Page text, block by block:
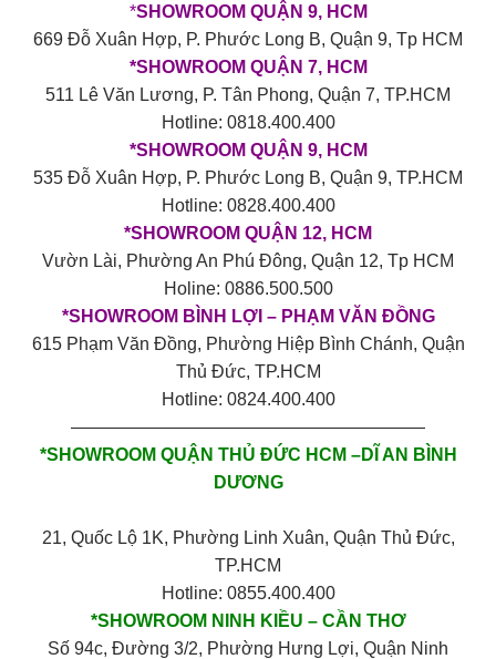
*SHOWROOM QUẬN 9, HCM
669 Đỗ Xuân Hợp, P. Phước Long B, Quận 9, Tp HCM
*SHOWROOM QUẬN 7, HCM
511 Lê Văn Lương, P. Tân Phong, Quận 7, TP.HCM
Hotline: 0818.400.400
*SHOWROOM QUẬN 9, HCM
535 Đỗ Xuân Hợp, P. Phước Long B, Quận 9, TP.HCM
Hotline: 0828.400.400
*SHOWROOM QUẬN 12, HCM
Vườn Lài, Phường An Phú Đông, Quận 12, Tp HCM
Holine: 0886.500.500
*SHOWROOM BÌNH LỢI – PHẠM VĂN ĐỒNG
615 Phạm Văn Đồng, Phường Hiệp Bình Chánh, Quận
Thủ Đức, TP.HCM
Hotline: 0824.400.400
————————————————————
*SHOWROOM QUẬN THỦ ĐỨC HCM –DĨ AN BÌNH
DƯƠNG
21, Quốc Lộ 1K, Phường Linh Xuân, Quận Thủ Đức,
TP.HCM
Hotline: 0855.400.400
*SHOWROOM NINH KIỀU – CẦN THƠ
Số 94c, Đường 3/2, Phường Hưng Lợi, Quận Ninh